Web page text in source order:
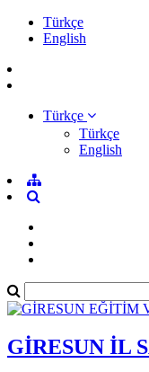
Türkçe
English
Türkçe
Türkçe
English
GİRESUN İL